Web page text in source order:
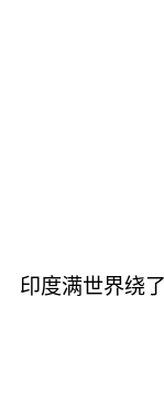
印度满世界绕